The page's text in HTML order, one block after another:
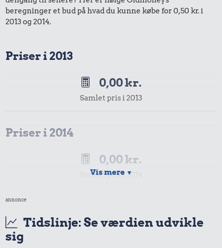
beregninger et bud på hvad du kunne købe for 0,50 kr. i
2013 og 2014.
Priser i 2013
0,00 kr.
Samlet pris i 2013
Priser i 2014
0,00 kr.
Samlet pris i 2014
Udvalgte varer fra danskernes indkøbskurv gennem tiderne.
datidskroner er på baggrund af forbrugerprisindekset fra
Vis mere ▼
annonce
Tidslinje: Se værdien udvikle
sig